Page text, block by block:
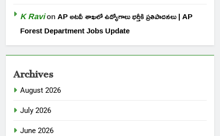
K RavionAP అటవీ శాఖలో ఉద్యోగాలు భర్తీకి ప్రతిపాదనలు | AP
Forest Department Jobs Update
Archives
August 2026
July 2026
June 2026